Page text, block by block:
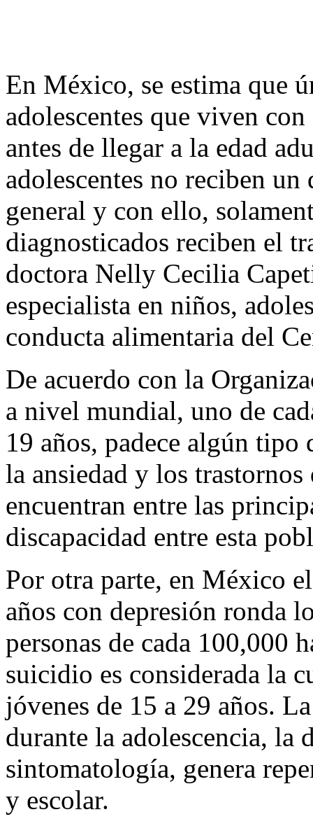
En México, se estima que
adolescentes que viven
antes de llegar a la edad
adolescentes no reciben
general y con ello,
diagnosticados reciben el
doctora Nelly Cecilia
especialista en niños,
conducta alimentaria del
De acuerdo con la
a nivel mundial, uno de
19 años, padece algún
la ansiedad y los
encuentran entre las
discapacidad entre esta
Por otra parte, en México
años con depresión ronda
personas de cada 100,000
suicidio es considerada la
jóvenes de 15 a 29 años.
durante la adolescencia, la
sintomatología, genera
y escolar.